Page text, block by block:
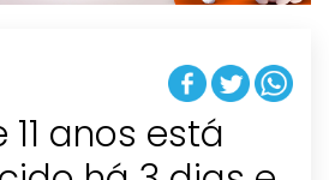
anos está